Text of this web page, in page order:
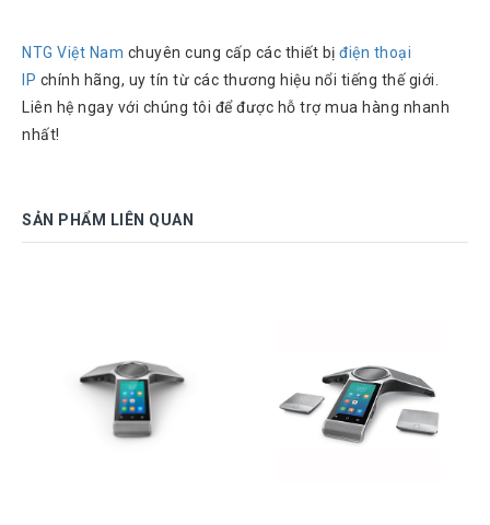
Sách
Bảo
Thương
Sách
Đổi
Hàng
NTG Việt Nam chuyên cung cấp các thiết bị điện thoại
IP chính hãng, uy tín từ các thương hiệu nổi tiếng thế giới.
Liên hệ ngay với chúng tôi để được hỗ trợ mua hàng nhanh
nhất!
SẢN PHẨM LIÊN QUAN